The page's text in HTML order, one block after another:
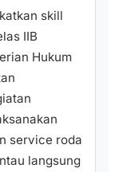
skill
IIB
Hukum
service roda
langsung